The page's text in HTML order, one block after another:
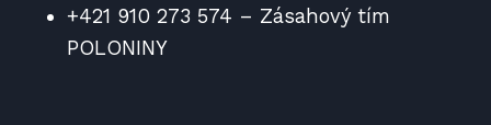
+421 910 273 574 – Zásahový tím
POLONINY